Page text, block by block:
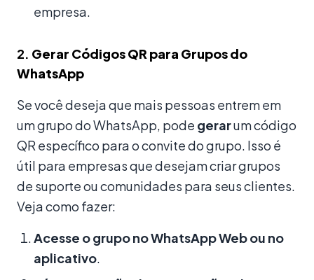
empresa.
2. Gerar Códigos QR para Grupos do
WhatsApp
Se você deseja que mais pessoas entrem em
um grupo do WhatsApp, pode gerarum código
QR específico para o convite do grupo. Isso é
útil para empresas que desejam criar grupos
de suporte ou comunidades para seus clientes.
Veja como fazer:
Acesse o grupo no WhatsApp Web ou no
aplicativo